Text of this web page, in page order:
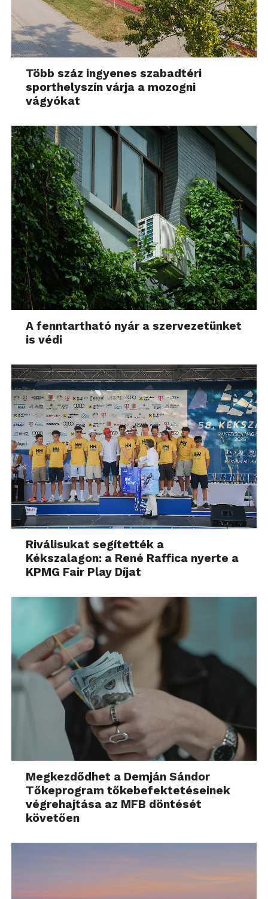
Több száz ingyenes szabadtéri
sporthelyszín várja a mozogni
vágyókat
A fenntartható nyár a szervezetünket
is védi
Riválisukat segítették a
Kékszalagon: a René Raffica nyerte a
KPMG Fair Play Díjat
Megkezdődhet a Demján Sándor
Tőkeprogram tőkebefektetéseinek
végrehajtása az MFB döntését
követően